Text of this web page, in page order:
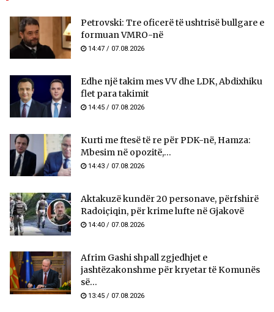
Petrovski: Tre oficerë të ushtrisë bullgare e
formuan VMRO-në
14:47 / 07.08.2026
Edhe një takim mes VV dhe LDK, Abdixhiku
flet para takimit
14:45 / 07.08.2026
Kurti me ftesë të re për PDK-në, Hamza:
Mbesim në opozitë,...
14:43 / 07.08.2026
Aktakuzë kundër 20 personave, përfshirë
Radoiçiqin, për krime lufte në Gjakovë
14:40 / 07.08.2026
Afrim Gashi shpall zgjedhjet e
jashtëzakonshme për kryetar të Komunës
së...
13:45 / 07.08.2026